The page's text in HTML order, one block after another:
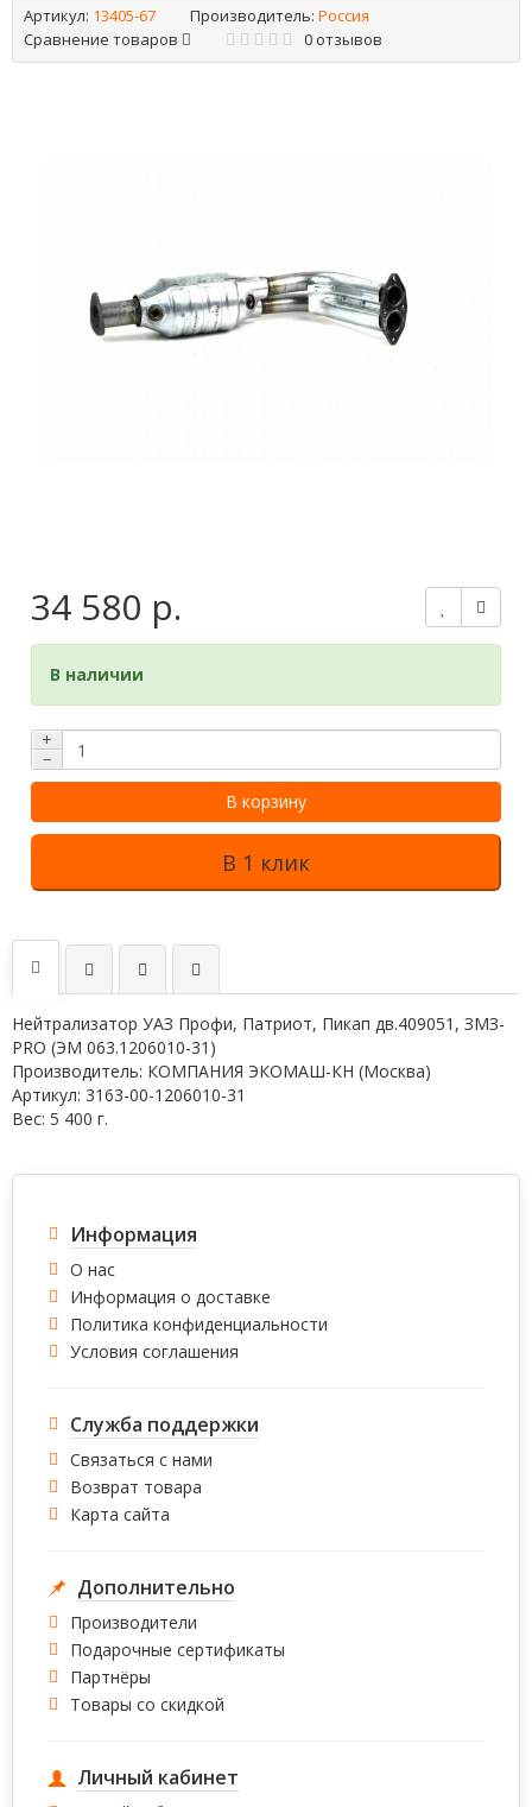
Артикул: 13405-67 Производитель: Россия
Сравнение товаров
0 отзывов
34 580 р.
В наличии
+
−
В корзину
В 1 клик
Нейтрализатор УАЗ Профи, Патриот, Пикап дв.409051, ЗМЗ-
PRO (ЭМ 063.1206010-31)
Производитель: КОМПАНИЯ ЭКОМАШ-КН (Москва)
Артикул: 3163-00-1206010-31
Вес: 5 400 г.
Информация
О нас
Информация о доставке
Политика конфиденциальности
Условия соглашения
Служба поддержки
Связаться с нами
Возврат товара
Карта сайта
Дополнительно
Производители
Подарочные сертификаты
Партнёры
Товары со скидкой
Личный кабинет